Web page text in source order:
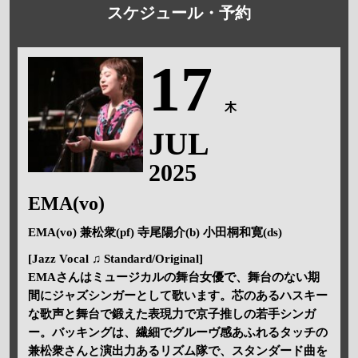
スケジュール・予約
17 木
JUL
2025
EMA(vo)
EMA(vo) 兼松衆(pf) 寺尾陽介(b) 小田桐和寛(ds)
[Jazz Vocal ♫ Standard/Original]
EMAさんはミュージカルの舞台女優で、舞台のない期
間にジャズシンガーとして歌います。芯のあるハスキー
な歌声と舞台で鍛えた表現力で京子推しの若手シンガ
ー。バッキングは、繊細でグルーヴ感あふれるタッチの
兼松衆さんと演出力あるリズム隊で、スタンダード曲を